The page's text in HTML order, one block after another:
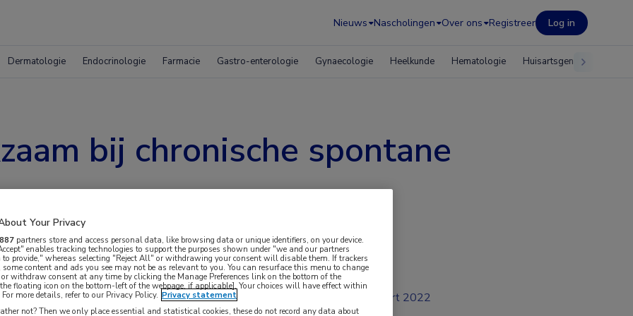
Nieuws Nascholingen Over ons Registreer Log in
Dermatologie Endocrinologie Farmacie Gastro-enterologie Gynaecologie Heelkunde Hematologie Huisartsgeneeskunde
bij chronische spontane
dupilumab klinisch betekenisvolle en
mrt 2022
Your Privacy
887 partners store and access personal data, like browsing data or unique identifiers, on your device.
enables tracking technologies to support the purposes shown under "we and our partners
to provide," whereas selecting "Reject All" or withdrawing your consent will disable them. If trackers
some content and ads you see may not be as relevant to you. You can resurface this menu to change
or withdraw consent at any time by clicking the Manage Preferences link on the bottom of the
floating icon on the bottom-left of the webpage, if applicable]. Your choices will have effect within
more details, refer to our Privacy Policy. Privacy statement
not? Then we only place essential and statistical cookies, these do not record any data about